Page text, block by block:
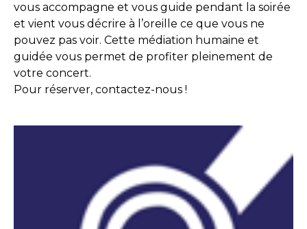
vous accompagne et vous guide pendant la soirée
et vient vous décrire à l’oreille ce que vous ne
pouvez pas voir. Cette médiation humaine et
guidée vous permet de profiter pleinement de
votre concert.
Pour réserver, contactez-nous !